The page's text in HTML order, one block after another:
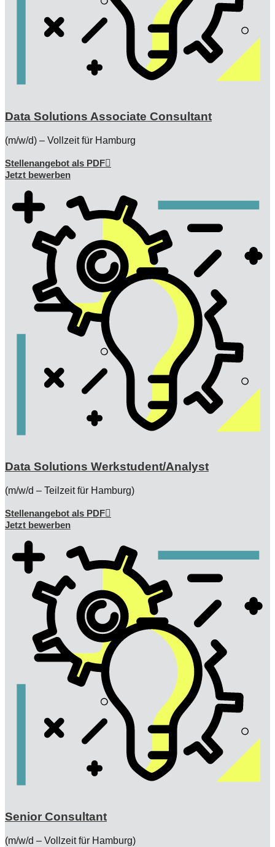
Data Solutions Associate Consultant
(m/w/d) – Vollzeit für Hamburg
Stellenangebot als PDF
Jetzt bewerben
Data Solutions Werkstudent/Analyst
(m/w/d – Teilzeit für Hamburg)
Stellenangebot als PDF
Jetzt bewerben
Senior Consultant
(m/w/d – Vollzeit für Hamburg)